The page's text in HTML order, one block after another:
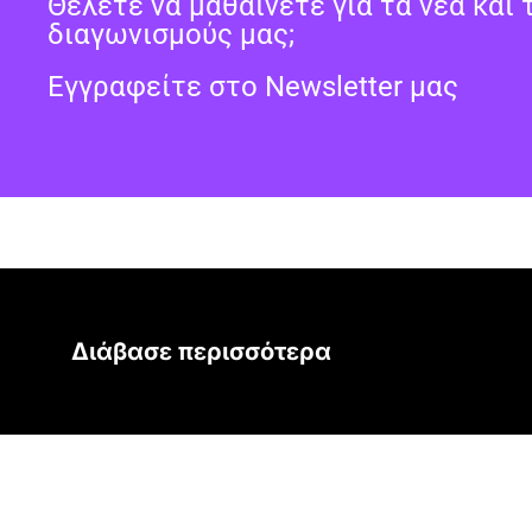
διαγωνισμούς μας;
Εγγραφείτε στο Newsletter μας
Διάβασε περισσότερα